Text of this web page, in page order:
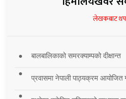
लेखकबाट थप
बालबालिकाको समरक्याम्पको दीक्षान्त
प्रवासमा नेपाली पाठ्यक्रम आयोजित